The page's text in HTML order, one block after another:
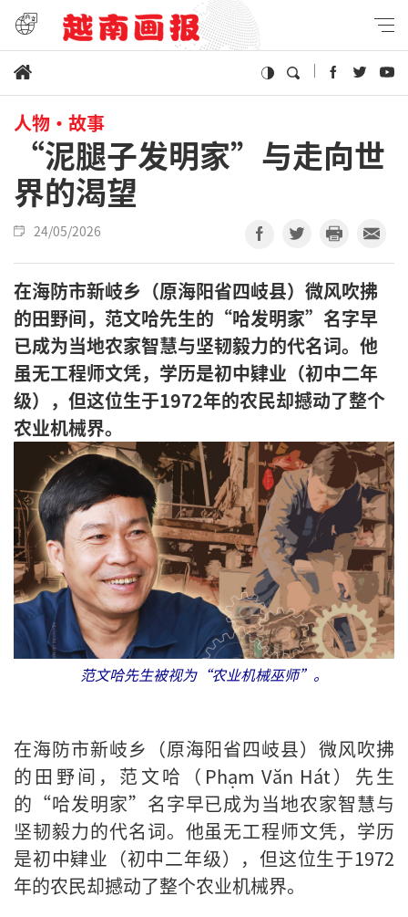
人物·故事
“泥腿子发明家”与走向世
界的渴望
24/05/2026
在海防市新岐乡（原海阳省四岐县）微风吹拂
的田野间，范文哈先生的“哈发明家”名字早
已成为当地农家智慧与坚韧毅力的代名词。他
虽无工程师文凭，学历是初中肄业（初中二年
级），但这位生于1972年的农民却撼动了整个
农业机械界。
范文哈先生被视为“农业机械巫师”。
在海防市新岐乡（原海阳省四岐县）微风吹拂
的田野间，范文哈（Phạm Văn Hát）先生
的“哈发明家”名字早已成为当地农家智慧与
坚韧毅力的代名词。他虽无工程师文凭，学历
是初中肄业（初中二年级），但这位生于1972
年的农民却撼动了整个农业机械界。